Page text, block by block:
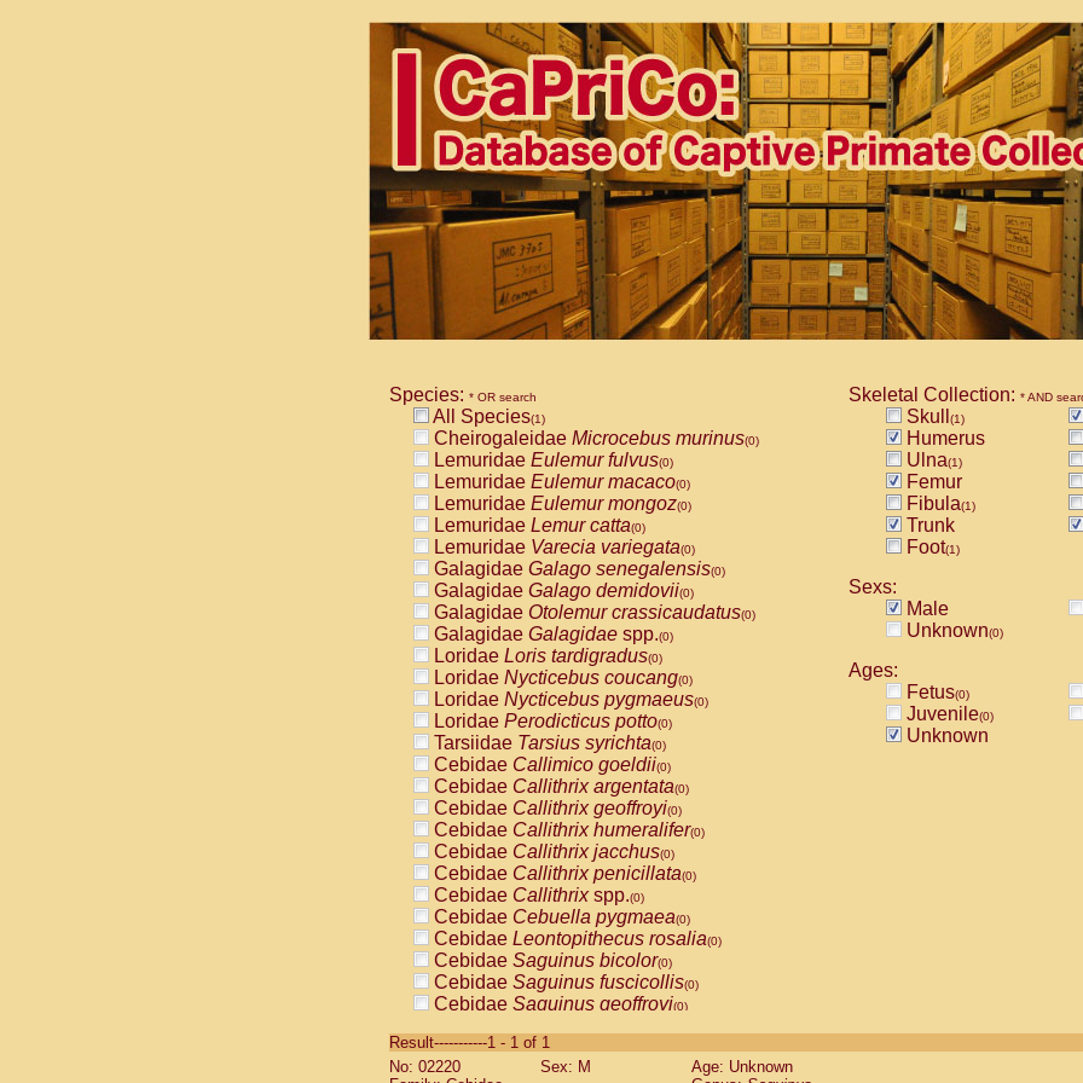
Species: * OR search
All Species(1)
Cheirogaleidae Microcebus murinus(0)
Lemuridae Eulemur fulvus(0)
Lemuridae Eulemur macaco(0)
Lemuridae Eulemur mongoz(0)
Lemuridae Lemur catta(0)
Lemuridae Varecia variegata(0)
Galagidae Galago senegalensis(0)
Galagidae Galago demidovii(0)
Galagidae Otolemur crassicaudatus(0)
Galagidae Galagidae spp.(0)
Loridae Loris tardigradus(0)
Loridae Nycticebus coucang(0)
Loridae Nycticebus pygmaeus(0)
Loridae Perodicticus potto(0)
Tarsiidae Tarsius syrichta(0)
Cebidae Callimico goeldii(0)
Cebidae Callithrix argentata(0)
Cebidae Callithrix geoffroyi(0)
Cebidae Callithrix humeralifer(0)
Cebidae Callithrix jacchus(0)
Cebidae Callithrix penicillata(0)
Cebidae Callithrixspp.(0)
Cebidae Cebuella pygmaea(0)
Cebidae Leontopithecus rosalia(0)
Cebidae Saguinus bicolor(0)
Cebidae Saguinus fuscicollis(0)
Cebidae Saguinus geoffroyi(0)
CebidaeSaguinus labiatus(0)
Cebidae Saguinus leucopus (0)
Skeletal Collection: * AND
Skull (1)
Humerus
Ulna(1)
Femur
Fibula(1)
Trunk
Foot(1)
Sexs:
Male
Unknown(0)
Ages:
Fetus(0)
Juvenile(0)
Unknown
Result-----------1 - 1 of 1
No: 02220
Sex: M
Age: Unknown